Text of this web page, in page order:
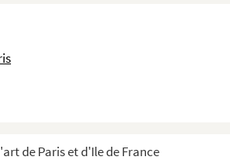
de Paris et d'Ile de France